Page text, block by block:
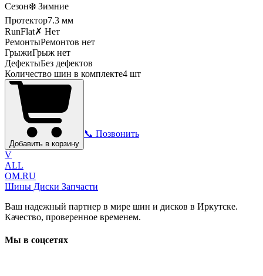
Сезон❄️ Зимние
Протектор7.3 мм
RunFlat✗ Нет
РемонтыРемонтов нет
ГрыжиГрыж нет
ДефектыБез дефектов
Количество шин в комплекте4 шт
Добавить в корзину
📞 Позвонить
V
ALL
OM.RU
Шины Диски Запчасти
Ваш надежный партнер в мире шин и дисков в Иркутске.
Качество, проверенное временем.
Мы в соцсетях